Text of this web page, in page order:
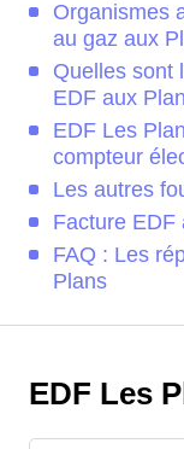
Organismes
au gaz aux
Quelles sont
EDF aux
EDF Les
compteur
Les autres
Facture EDF
FAQ : Les
Plans
EDF Les